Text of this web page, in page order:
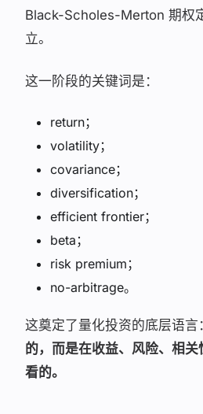
Black-Scholes-Merton 期权
立。
这一阶段的关键词是：
return；
volatility；
covariance；
diversification；
efficient frontier；
beta；
risk premium；
no-arbitrage。
这奠定了量化投资的底层语言：
的，而是在收益、风险、相
看的。